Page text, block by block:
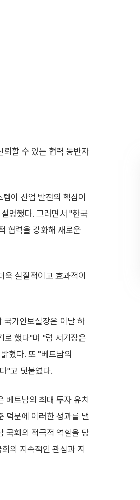
뢰할 수 있는 협력 동반자
이 산업 발전의 핵심이
명했다. 그러면서 "한국
협력을 강화해 새로운
실질적이고 효과적이
국가안보실장은 이날 하
로 했다"며 "럼 서기장은
혔다. 또 "베트남의
"고 덧붙였다.
베트남의 최대 투자 유치
덕분에 이러한 성과를 낼
국회의 적극적 역할을 당
의 지속적인 관심과 지